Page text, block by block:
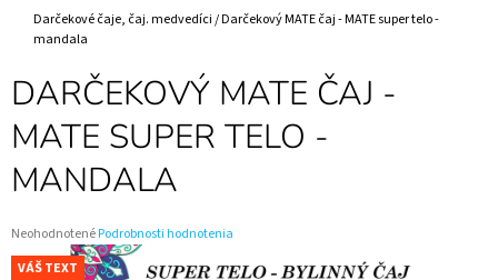
Domov
Darčekové čaje, čaj. medvedíci/Darčekový MATE čaj - MATE super telo -
mandala
DARČEKOVÝ MATE ČAJ -
MATE SUPER TELO -
MANDALA
Priemerné
hodnotenie
produktu
NeohodnotenéPodrobnosti hodnotenia
VÁŠ TEXT
T
R
E
B
U
E
T
E